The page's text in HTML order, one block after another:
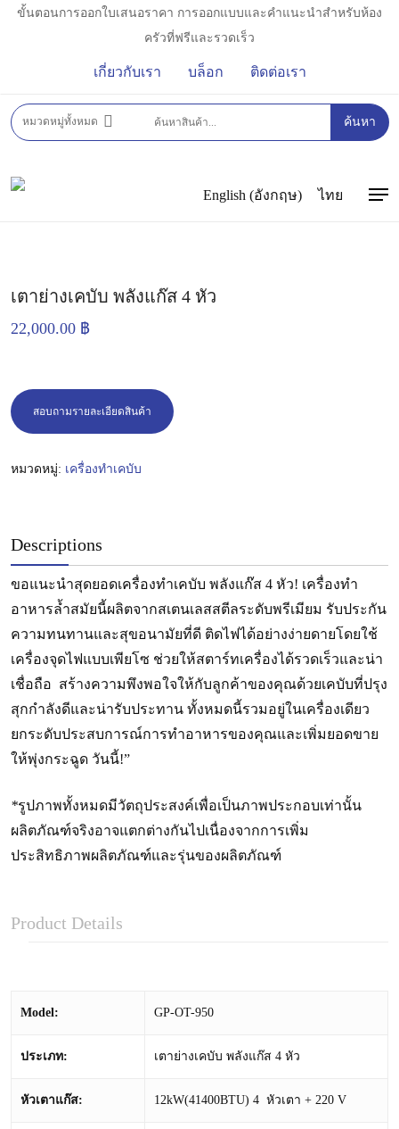
Skipขั้นตอนการออกใบเสนอราคา การออกแบบและคำแนะนำสำหรับห้อง
ครัวที่ฟรีและรวดเร็ว
เกี่ยวกับเรา บล็อก ติดต่อเรา
หมวดหมู่ทั้งหมด ค้นหา
English (อังกฤษ) ไทย
หน้าหลัก เตากริลและกระทะย่าง
เครื่องทำเคบับ
เตาย่างเคบับ พลังแก๊ส 4 หัว
เตาย่างเคบับ พลังแก๊ส 4 หัว
22,000.00 ฿
สอบถามรายละเอียดสินค้า
หมวดหมู่: เครื่องทำเคบับ
Descriptions
ขอแนะนำสุดยอดเครื่องทำเคบับ พลังแก๊ส 4 หัว! เครื่องทำ
อาหารล้ำสมัยนี้ผลิตจากสเตนเลสสตีลระดับพรีเมียม รับประกัน
ความทนทานและสุขอนามัยที่ดี ติดไฟได้อย่างง่ายดายโดยใช้
เครื่องจุดไฟแบบเพียโซ ช่วยให้สตาร์ทเครื่องได้รวดเร็วและน่า
เชื่อถือ สร้างความพึงพอใจให้กับลูกค้าของคุณด้วยเคบับที่ปรุง
สุกกำลังดีและน่ารับประทาน ทั้งหมดนี้รวมอยู่ในเครื่องเดียว
ยกระดับประสบการณ์การทำอาหารของคุณและเพิ่มยอดขาย
ให้พุ่งกระฉูด วันนี้!”
*รูปภาพทั้งหมดมีวัตถุประสงค์เพื่อเป็นภาพประกอบเท่านั้น
ผลิตภัณฑ์จริงอาจแตกต่างกันไปเนื่องจากการเพิ่ม
ประสิทธิภาพผลิตภัณฑ์และรุ่นของผลิตภัณฑ์
Product Details
Model: GP-OT-950
ประเภท: เตาย่างเคบับ พลังแก๊ส 4 หัว
หัวเตาแก๊ส: 12kW(41400BTU) 4 หัวเตา + 220 V